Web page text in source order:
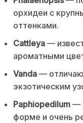
орхидеи с
оттенками.
Cattleya —
ароматными
Vanda —
экзотическим
Paphiopedilum —
форме и очень